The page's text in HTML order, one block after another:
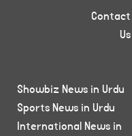
Contact
Us
Showbiz News in Urdu
Sports News in Urdu
International News in